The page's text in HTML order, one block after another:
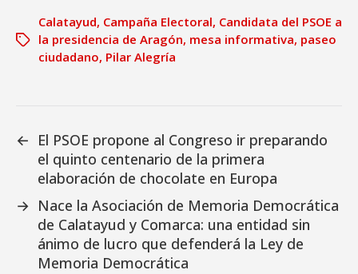
Calatayud, Campaña Electoral, Candidata del PSOE a
la presidencia de Aragón, mesa informativa, paseo
ciudadano, Pilar Alegría
← El PSOE propone al Congreso ir preparando
el quinto centenario de la primera
elaboración de chocolate en Europa
→ Nace la Asociación de Memoria Democrática
de Calatayud y Comarca: una entidad sin
ánimo de lucro que defenderá la Ley de
Memoria Democrática